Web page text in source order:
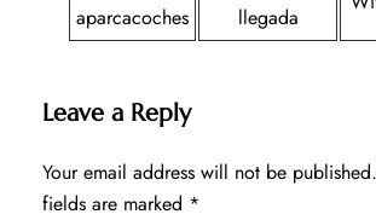
aparcacoches
llegada
Leave a Reply
Your email address will not be published.
fields are marked *